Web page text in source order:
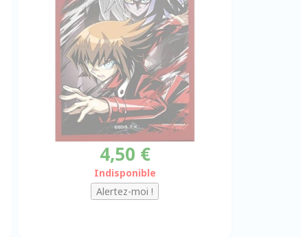
4,50 €
Indisponible